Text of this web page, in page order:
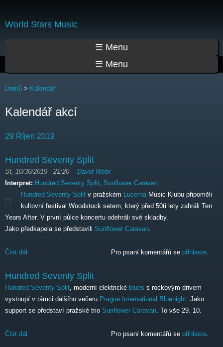
World Stars Music
☰ Menu
☰ Menu
Jste zde
Domů > Kalendář
Kalendář akcí
29 Říjen 2019
Hundred Seventy Split
St, 10/30/2019 - 21:20 -- David Webr
Interpret: Hundred Seventy Split Sunflower Caravan
Hundred Seventy Split v pražském Lucerna Music Klubu připoměli
kultovní festival Woodstock setem, který před 50ti lety zahráli Ten
Years After. V první půlce koncertu odehráli své skladby.
Jako předkapela se představili Sunflower Caravan
Číst dál Pro psaní komentářů se přihlaste.
Hundred Seventy Split
Hundred Seventy Split , moderní elektrické blues s rockovým drivem
vystoupí v rámci dalšího večeru Prague International Bluenight . Jako
support se představí pražské trio Sunflower Caravan . To vše 29. 10.
Číst dál Pro psaní komentářů se přihlaste.